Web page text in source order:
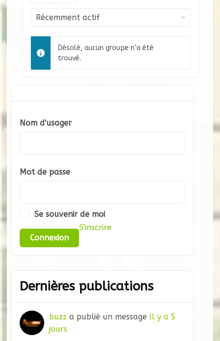
Désolé, aucun groupe n’a été
trouvé.
Nom d'usager
Mot de passe
Se souvenir de moi
S'inscrire
Dernières publications
buzz a publié un message
Il y a 5
jours